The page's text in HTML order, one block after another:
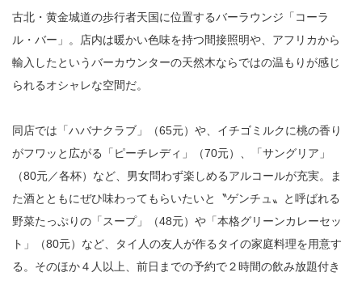
古北・黄金城道の歩行者天国に位置するバーラウンジ「コーラ
ル・バー」。店内は暖かい色味を持つ間接照明や、アフリカから
輸入したというバーカウンターの天然木ならではの温もりが感じ
られるオシャレな空間だ。
同店では「ハバナクラブ」（65元）や、イチゴミルクに桃の香り
がフワッと広がる「ピーチレディ」（70元）、「サングリア」
（80元／各杯）など、男女問わず楽しめるアルコールが充実。ま
た酒とともにぜひ味わってもらいたいと〝ゲンチュ〟と呼ばれる
野菜たっぷりの「スープ」（48元）や「本格グリーンカレーセッ
ト」（80元）など、タイ人の友人が作るタイの家庭料理を用意す
る。そのほか４人以上、前日までの予約で２時間の飲み放題付き